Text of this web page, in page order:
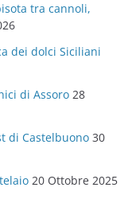
tra cannoli,
dei dolci Siciliani
di Assoro 28
di Castelbuono 30
20 Ottobre 2025